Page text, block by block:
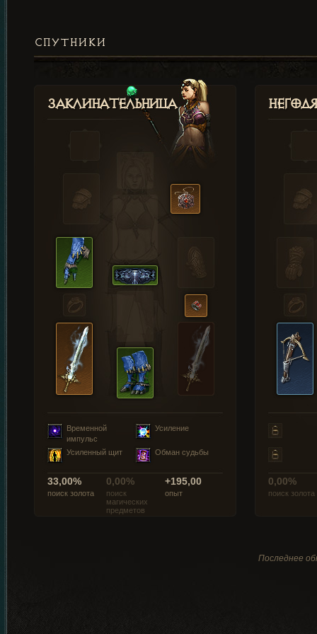
СПУТНИКИ
Заклинательница
Временной
импульс
Усиление
Усиленный щит Обман судьбы
33,00%
поиск золота
0,00%
поиск
магических
предметов
+195,00
опыт
0,00%
поиск золота
Последнее